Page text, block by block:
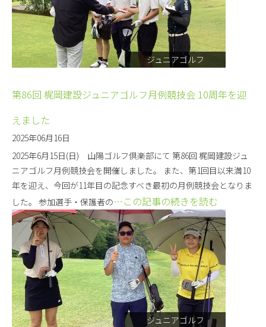
ジュニアゴルフ
第86回 梶岡建設ジュニアゴルフ月例競技会 10周年を迎
えました
2025年06月16日
2025年6月15日(日) 山陽ゴルフ倶楽部にて 第86回 梶岡建設ジュ
ニアゴルフ月例競技会を開催しました。 また、第1回目以来満10
年を迎え、今回が11年目の記念すべき最初の月例競技会となりま
した。 参加選手・保護者の…この記事の続きを読む
ジュニアゴルフ